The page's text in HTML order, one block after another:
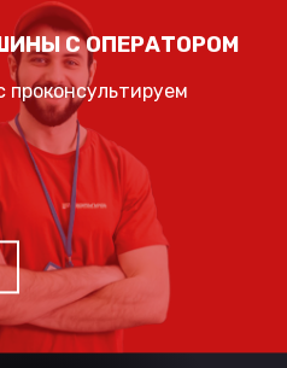
С ОПЕРАТОРОМ
проконсультируем